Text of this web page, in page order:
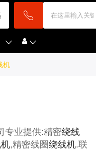
机
专业提供:精密绕线
,精密线圈绕线机.联